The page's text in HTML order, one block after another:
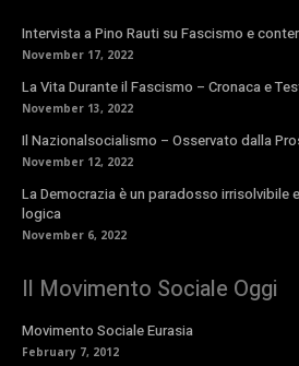
Intervista a Pino Rauti su Fascismo e
November 17, 2022
La Vita Durante il Fascismo – Cronaca e
November 13, 2022
Il Nazionalsocialismo – Osservato dalla
November 12, 2022
La Democrazia è un paradosso irrisolvibile
logica
November 6, 2022
Il Movimento Sociale Oggi
Movimento Sociale Eurasia
February 7, 2012